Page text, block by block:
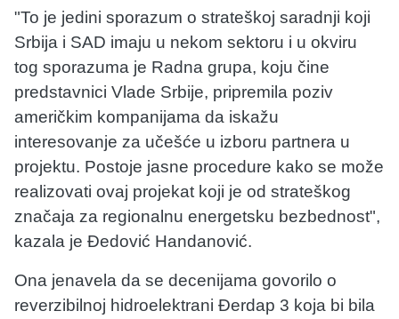
"To je jedini sporazum o strateškoj saradnji koji
Srbija i SAD imaju u nekom sektoru i u okviru
tog sporazuma je Radna grupa, koju čine
predstavnici Vlade Srbije, pripremila poziv
američkim kompanijama da iskažu
interesovanje za učešće u izboru partnera u
projektu. Postoje jasne procedure kako se može
realizovati ovaj projekat koji je od strateškog
značaja za regionalnu energetsku bezbednost",
kazala je Đedović Handanović.
Ona jenavela da se decenijama govorilo o
reverzibilnoj hidroelektrani Đerdap 3 koja bi bila